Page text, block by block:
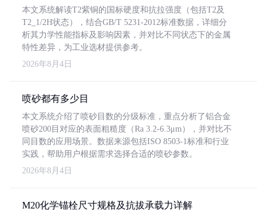
本文系统解读T2紫铜的国标硬度和抗拉强度（包括T2及
T2_1/2H状态），结合GB/T 5231-2012标准数据，详细分
析其力学性能指标及影响因素，并对比不同状态下的金属
特性差异，为工业选材提供参考。
2026年8月4日
喷砂都有多少目
本文系统介绍了喷砂目数的分级标准，重点分析了铝合金
喷砂200目对应的表面粗糙度（Ra 3.2-6.3μm），并对比不
同目数的应用场景。数据来源包括ISO 8503-1标准和行业
实践，帮助用户根据需求选择合适的喷砂参数。
2026年8月4日
M20化学锚栓尺寸规格及抗拔承载力详解